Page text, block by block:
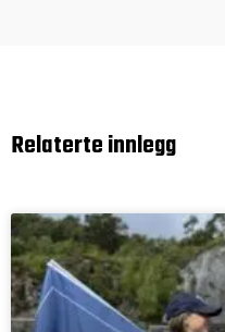
Relaterte innlegg